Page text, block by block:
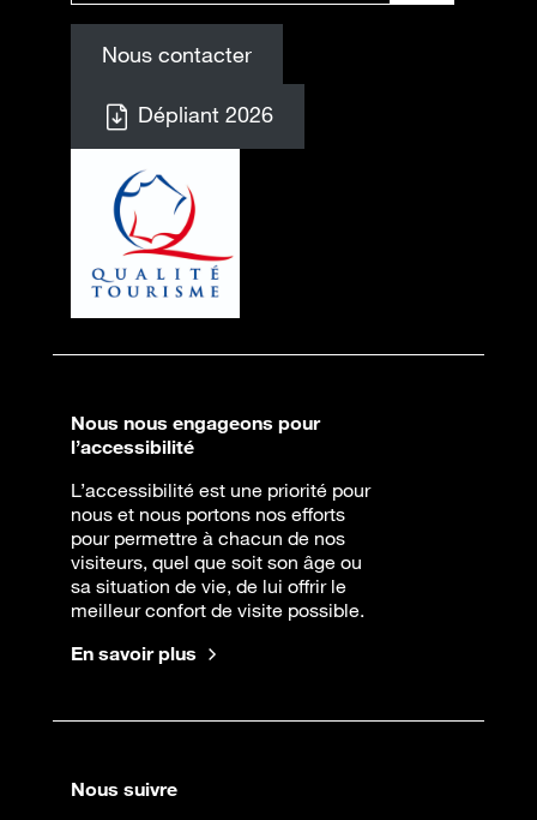
Nous contacter
Dépliant 2026
Nous nous engageons pour
l’accessibilité
L’accessibilité est une priorité pour
nous et nous portons nos efforts
pour permettre à chacun de nos
visiteurs, quel que soit son âge ou
sa situation de vie, de lui offrir le
meilleur confort de visite possible.
En savoir plus
Nous suivre